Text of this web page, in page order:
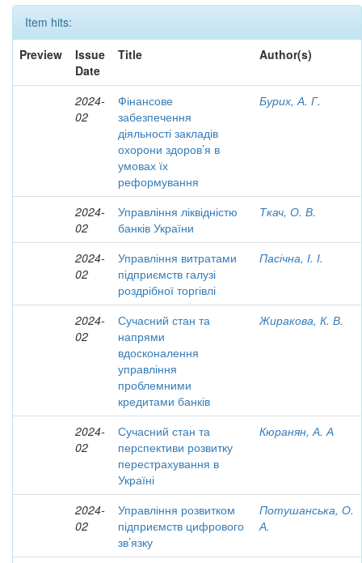
Item hits:
Preview
Issue
Date
Title Author(s)
2024-
02
Фінансове
забезпечення
діяльності закладів
охорони здоров’я в
умовах їх
реформування
Бурих, А. Г.
2024-
02
Управління ліквідністю
банків України
Ткач, О. В.
2024-
02
Управління витратами
підприємств галузі
роздрібної торгівлі
Пасічна, І. І.
2024-
02
Сучасний стан та
напрями
вдосконалення
управління
проблемними
кредитами банків
Жиракова, К. В.
2024-
02
Сучасний стан та
перспективи розвитку
перестрахування в
Україні
Кюранян, А. А
2024-
02
Управління розвитком
підприємств цифрового
зв’язку
Потушанська, О.
А.